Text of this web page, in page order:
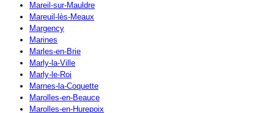
Mareil-sur-Mauldre
Mareuil-lès-Meaux
Margency
Marines
Marles-en-Brie
Marly-la-Ville
Marly-le-Roi
Marnes-la-Coquette
Marolles-en-Beauce
Marolles-en-Hurepoix